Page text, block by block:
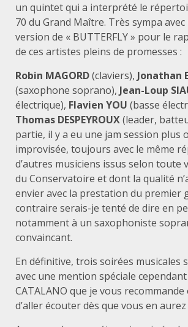
un quintet qui a interprété le
70 du Grand Maître. Très sympa
version de « BUTTERFLY » pour le
de ces artistes pleins de promesses :
Robin MAGORD(claviers), Jonathan
(saxophone soprano), Jean-Loup
électrique), Flavien YOU (basse
Thomas DESPEYROUX(leader,
partie, il y a eu une jam session plus
improvisée, toujours avec le même
d’autres musiciens issus selon toute
du Conservatoire et dont la qualité
envier avec la prestation du premier
contraire serais-je tenté de dire en
notamment à un saxophoniste
convaincant.
En définitive, trois soirées musicales
avec une mention spéciale
CATALANO que je vous
d’aller écouter dès que vous en aurez